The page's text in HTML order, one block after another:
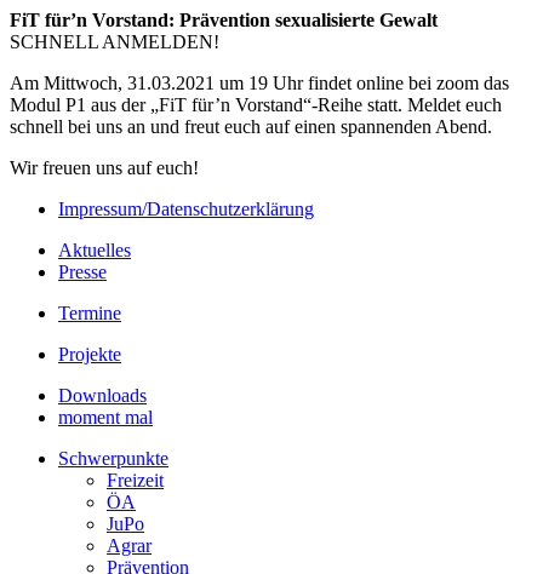
FiT für’n Vorstand: Prävention sexualisierte Gewalt
SCHNELL ANMELDEN!
Am Mittwoch, 31.03.2021 um 19 Uhr findet online bei zoom das
Modul P1 aus der „FiT für’n Vorstand“-Reihe statt. Meldet euch
schnell bei uns an und freut euch auf einen spannenden Abend.
Wir freuen uns auf euch!
Impressum/Datenschutzerklärung
Aktuelles
Presse
Termine
Projekte
Downloads
moment mal
Schwerpunkte
Freizeit
ÖA
JuPo
Agrar
Prävention